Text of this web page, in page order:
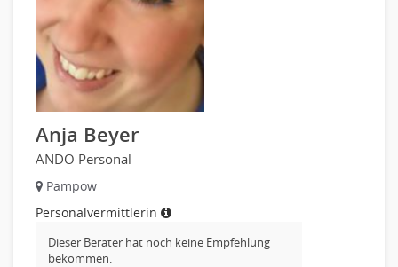
Anja Beyer
ANDO Personal
Pampow
Personalvermittlerin
Dieser Berater hat noch keine Empfehlung
bekommen.